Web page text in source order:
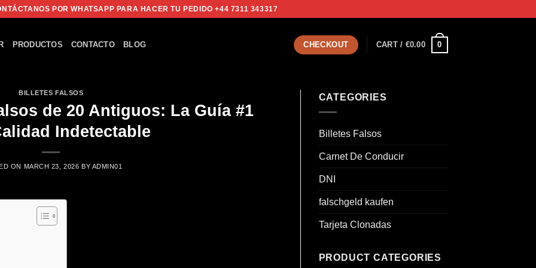
POR WHATSAPP PARA HACER TU PEDIDO +44 7311 343317
PRODUCTOS CONTACTO BLOG CHECKOUT CART / €0.00 0
BILLETES FALSOS
de 20 Antiguos: La Guía #1
Indetectable
ON MARCH 23, 2026 BY ADMIN01
CATEGORIES
Billetes Falsos
Carnet De Conducir
DNI
falschgeld kaufen
Tarjeta Clonadas
PRODUCT CATEGORIES